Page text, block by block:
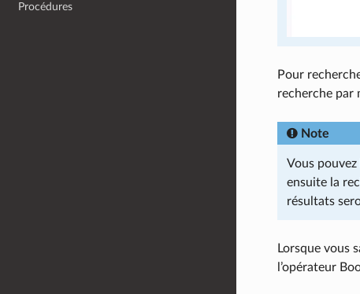
Procédures
Pour
recherche par
Note
Vous
ensuite la
résultats
Lorsque vous
l’opérateur